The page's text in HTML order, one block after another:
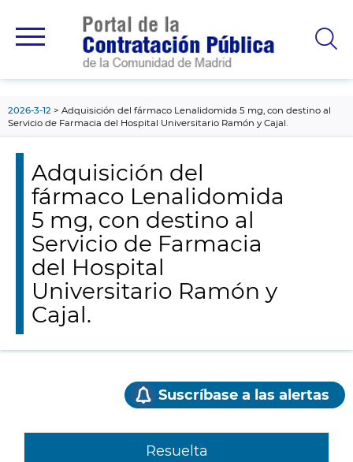
principal
2026-3-12
Adquisición del fármaco Lenalidomida 5 mg, con destino al
Servicio de Farmacia del Hospital Universitario Ramón y Cajal.
Adquisición del
fármaco Lenalidomida
5 mg, con destino al
Servicio de Farmacia
del Hospital
Universitario Ramón y
Cajal.
Suscríbase a las alertas
Resuelta